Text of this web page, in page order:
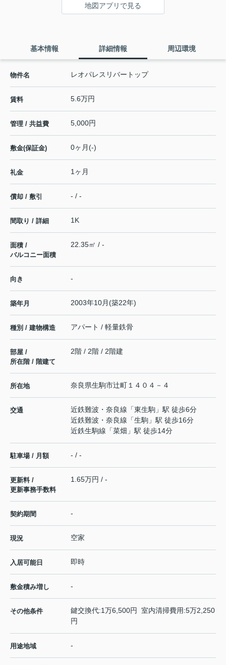
地図アプリで見る
基本情報 詳細情報 周辺環境
物件名 レオパレスリバートップ
賃料 5.6万円
管理 / 共益費 5,000円
敷金(保証金) 0ヶ月(-)
礼金 1ヶ月
償却 / 敷引 - / -
間取り / 詳細 1K
面積 /
バルコニー面積
22.35㎡ / -
向き -
築年月 2003年10月(築22年)
種別 / 建物構造 アパート / 軽量鉄骨
部屋 /
所在階 / 階建て
2階 / 2階 / 2階建
所在地 奈良県生駒市辻町 １４０４－４
交通 近鉄難波・奈良線 「東生駒 」駅 徒歩6分
近鉄難波・奈良線 「生駒 」駅 徒歩16分
近鉄生駒線 「菜畑 」駅 徒歩14分
駐車場 / 月額 - / -
更新料 /
更新事務手数料
1.65万円 / -
契約期間 -
現況 空家
入居可能日 即時
敷金積み増し -
その他条件
鍵交換代:1万6,500円 室内清掃費用:5万2,250
円
用途地域 -